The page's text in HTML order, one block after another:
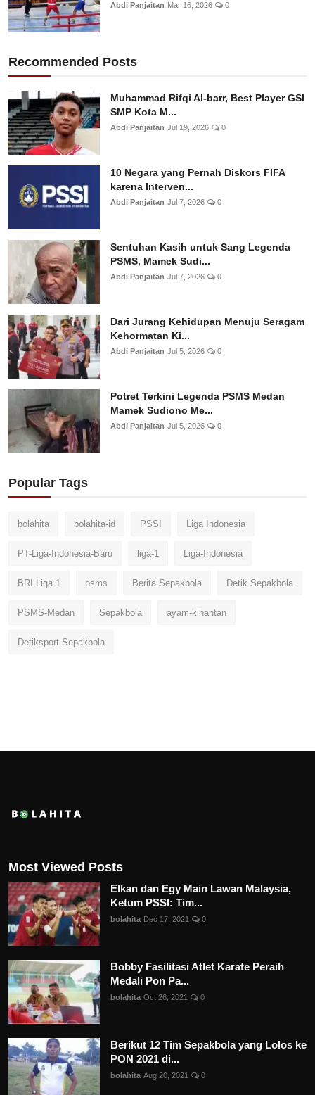
Abdi Panjaitan Mar 16, 2026 0
Recommended Posts
Muhammad Rifqi Al-barr, Best Player GSI
SMP Kota M...
Abdi Panjaitan Jul 19, 2026 0
10 Negara yang Pernah Diskors FIFA
karena Interven...
Abdi Panjaitan Jul 7, 2026 0
Sentuhan Kasih untuk Sang Legenda
PSMS, Mamek Sudi...
Abdi Panjaitan Jul 7, 2026 0
Dari Jurang Kehidupan Menuju Seragam
Kehormatan Ki...
Abdi Panjaitan Jul 5, 2026 0
Potret Terkini Legenda PSMS Medan
Mamek Sudiono Me...
Abdi Panjaitan Jul 5, 2026 0
Popular Tags
bolahita bolahita-id PSSI Liga Indonesia
PT-Liga-Indonesia-Baru liga-1 Liga-Indonesia
BRI Liga 1 psms Berita Sepakbola Detik Sepakbola
PSMS-Medan Sepakbola ayam-kinantan
Detiksport Sepakbola
Most Viewed Posts
Elkan dan Egy Main Lawan Malaysia,
Ketum PSSI: Tim...
bolahita Dec 17, 2021 0
Bobby Fasilitasi Atlet Karate Peraih
Medali Pon Pa...
bolahita Oct 26, 2021 0
Berikut 12 Tim Sepakbola yang Lolos ke
PON 2021 di...
bolahita Aug 20, 2021 0